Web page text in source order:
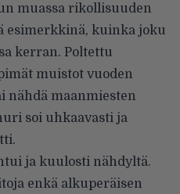
muassa rikollisuuden
esimerkkinä, kuinka joku
kerran. Poltettu
muistot vuoden
nähdä maanmiesten
soi uhkaavasti ja
ja kuulosti nähdyltä.
enkä alkuperäisen